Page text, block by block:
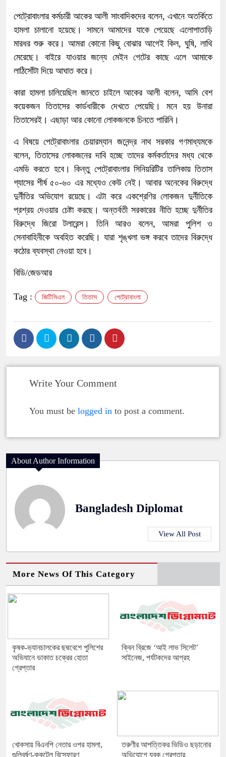
পেট্রোবাংলার কর্মচারী আকের আলী সাংবাদিকদের বলেন, এখানে অতর্কিতে
হামলা চালানো হয়েছে। সামনে আমাদের যাকে পেয়েছে এলোপাতাড়ি
মারধর শুরু করে। আমরা কোনো কিছু বোঝার আগেই কিল, ঘুষি, লাথি
মেরেছে। বাইরে যাওয়ার জন্যে মেইন গেটের কাছে এলে আমাকে
লাঠিসোঁটা দিয়ে আঘাত করে।
কারা হামলা চালিয়েছিল জানতে চাইলে আকের আলী বলেন, আমি বেশ
কয়েকজন তিতাসের কার্ডধারীকে দেখতে পেয়েছি। মনে হয় উনারা
তিতাসেরই। এছাড়া আর কোনো লোকজনকে চিনতে পারিনি।
এ বিষয়ে পেট্রোবাংলার চেয়ারম্যান জনেন্দ্র নাথ সরকার গণমাধ্যমকে
বলেন, তিতাসের লোকজনের দাবি হচ্ছে তাদের কর্মকর্তাদের মধ্য থেকে
এমডি করতে হবে। কিন্তু পেট্রোবাংলার সিনিয়রিটির তালিকায় তিতাস
গ্যাসের শীর্ষ ৫০-৬০ এর মধ্যেও কেউ নেই। আবার অনেকের বিরুদ্ধে
দুর্নীতির অভিযোগ রয়েছে। এটা করে একশ্রেণির লোকজন দুর্নীতিকে
প্রশ্রয় দেওয়ার চেষ্টা করছে। অন্তর্বতী সরকারের নীতি হচ্ছে দুর্নীতির
বিরুদ্ধে জিরো টলারেন্স। তিনি আরও বলেন, আমরা পুলিশ ও
সেনাবাহিনীকে অবহিত করেছি। যারা শৃঙ্খলা ভঙ্গ করবে তাদের বিরুদ্ধে
কঠোর ব্যবস্থা নেওয়া হবে।
বিডি/জেডআর
Tag : জিটিসিএল তিতাস পেট্রোবাংলা
Write Your Comment
You must be logged in to post a comment.
About Author Information
Bangladesh Diplomat
View All Post
More News Of This Category
কৃষক-ভ্যানচালকের ছদ্মবেশে পুলিশের
অভিযানে ডাকাত চক্রের হোতা
গ্রেপ্তার
ক্বিন ব্রিজে ‘আই লাভ সিলেট’
সাইনেজ, পর্যটকদের আগ্রহ
খোকসায় বিএনপি নেতার ওপর হামলা,
গুলিবর্ষণ-ককটেল বিস্ফোরণ
তরুণীর আপত্তিকর ভিডিও ছড়ানোর
অভিযোগে যুবক গ্রেপ্তার